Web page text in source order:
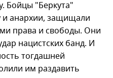
Бойцы "Беркута"
и анархии, защищали
права и свободы. Они
нацистских банд. И
тогдашней
им раздавить